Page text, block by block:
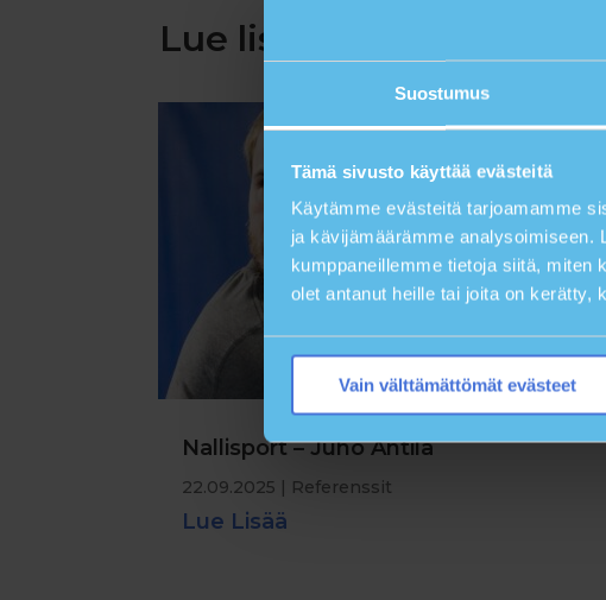
Suostumus
Tämä sivusto käyttää evästeitä
Käytämme evästeitä tarjoamamme
ja kävijämäärämme analysoimiseen.
kumppaneillemme tietoja siitä, miten
olet antanut heille tai joita on kerätty,
Vain välttämättömät evästeet
Lue lisää referenssejä
Nallisport – Juho Antila
22.09.2025 Referenssit
Lue Lisää